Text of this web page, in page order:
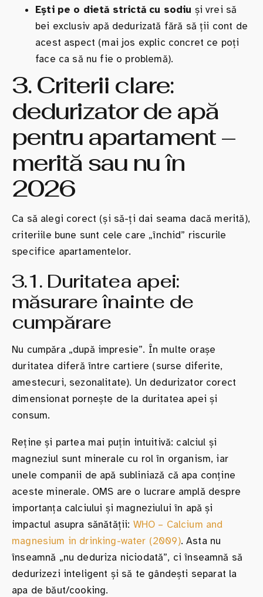
Ești pe o dietă strictă cu sodiu și vrei să
bei exclusiv apă dedurizată fără să ții cont de
acest aspect (mai jos explic concret ce poți
face ca să nu fie o problemă).
3. Criterii clare:
dedurizator de apă
pentru apartament –
merită sau nu în
2026
Ca să alegi corect (și să-ți dai seama dacă merită),
criteriile bune sunt cele care „închid” riscurile
specifice apartamentelor.
3.1. Duritatea apei:
măsurare înainte de
cumpărare
Nu cumpăra „după impresie”. În multe orașe
duritatea diferă între cartiere (surse diferite,
amestecuri, sezonalitate). Un dedurizator corect
dimensionat pornește de la duritatea apei și
consum.
Reține și partea mai puțin intuitivă: calciul și
magneziul sunt minerale cu rol în organism, iar
unele companii de apă subliniază că apa conține
aceste minerale. OMS are o lucrare amplă despre
importanța calciului și magneziului în apă și
impactul asupra sănătății: WHO – Calcium and
magnesium in drinking-water (2009). Asta nu
înseamnă „nu deduriza niciodată”, ci înseamnă să
dedurizezi inteligent și să te gândești separat la
apa de băut/cooking.